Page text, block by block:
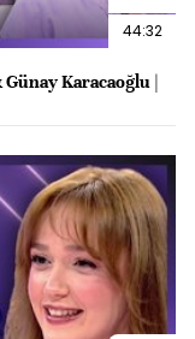
44:32
Günay Karacaoğlu |